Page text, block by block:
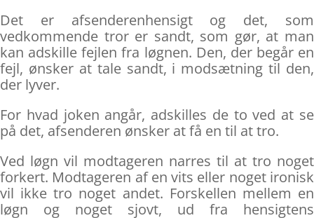
Det er afsenderenhensigt og det, som
vedkommende tror er sandt, som gør, at man
kan adskille fejlen fra løgnen. Den, der begår en
fejl, ønsker at tale sandt, i modsætning til den,
der lyver.
For hvad joken angår, adskilles de to ved at se
på det, afsenderen ønsker at få en til at tro.
Ved løgn vil modtageren narres til at tro noget
forkert. Modtageren af en vits eller noget ironisk
vil ikke tro noget andet. Forskellen mellem en
løgn og noget sjovt, ud fra hensigtens